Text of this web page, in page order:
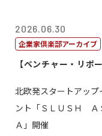
2026.06.30
企業家倶楽部アーカイブ
【ベンチャー・リポー
北欧発スタートアップ
ント「ＳＬＵＳＨ Ａ
Ａ」開催